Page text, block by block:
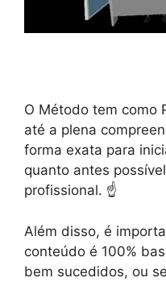
O Método tem como
até a plena
forma exata para
quanto antes
profissional. ☝️
Além disso, é
conteúdo é 100%
bem sucedidos, ou